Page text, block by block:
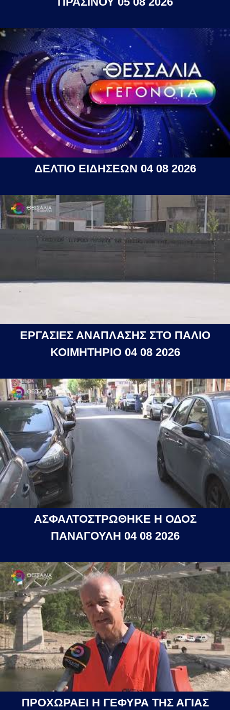
ΔΕΛΤΙΟ ΕΙΔΗΣΕΩΝ 04 08 2026
ΕΡΓΑΣΙΕΣ ΑΝΑΠΛΑΣΗΣ ΣΤΟ ΠΑΛΙΟ
ΚΟΙΜΗΤΗΡΙΟ 04 08 2026
ΑΣΦΑΛΤΟΣΤΡΩΘΗΚΕ Η ΟΔΟΣ
ΠΑΝΑΓΟΥΛΗ 04 08 2026
ΠΡΟΧΩΡΑΕΙ Η ΓΕΦΥΡΑ ΤΗΣ ΑΓΙΑΣ